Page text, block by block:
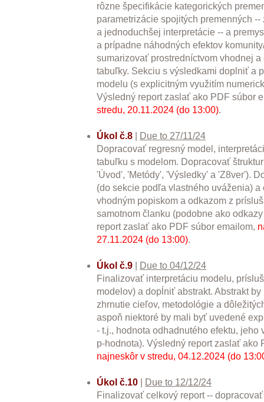
rôzne špecifikácie kategorických
parametrizácie spojitých premenných
a jednoduchšej interpretácie -- a
a prípadne náhodných efektov
sumarizovať prostredníctvom vhodnej
tabuľky. Sekciu s výsledkami doplniť a
modelu (s explicitným využitím
Výsledný report zaslať ako PDF súbor
stredu, 20.11.2024 (do 13:00).
Úkol č.8
Due to 27/11/24
Dopracovať regresný model,
tabuľku s modelom. Dopracovať
'Úvod', 'Metódy', 'Výsledky' a 'Z8ver').
(do sekcie podľa vlastného uváženia)
vhodným popiskom a odkazom z
samotnom članku (podobne ako
report zaslať ako PDF súbor emailom,
27.11.2024 (do 13:00).
Úkol č.9
Due to 04/12/24
Finalizovať interpretáciu modelu,
modelov) a dopĺniť abstrakt. Abstrakt
zhrnutie cieľov, metodológie a
aspoň niektoré by mali byť uvedené
- t.j., hodnota odhadnutého efektu, jeho
p-hodnota). Výsledný report zaslať ako
najneskôr v stredu, 04.12.2024 (do
Úkol č.10
Due to 12/12/24
Finalizovať celkový report --